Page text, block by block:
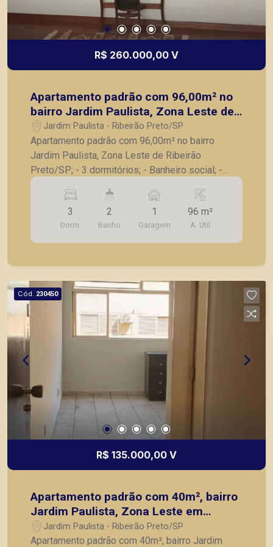
R$ 260.000,00 V
Apartamento padrão com 96,00m² no
bairro Jardim Paulista, Zona Leste de
Ribeirão Preto/SP;
Jardim Paulista - Ribeirão Preto/SP
Apartamento padrão com 96,00m² no bairro
Jardim Paulista, Zona Leste de Ribeirão
Preto/SP; - 3 dormitórios; - Banheiro social; -
Sala para 2 ambientes; - Cozinha planejada; - Área
de serviços; - Banheiro de serviço; - 1 vaga de
garagem. A Piramid tem como objetivo atender
seus clientes com agilidade e segurança, em
locação, vendas de imóveis prontos, usados ou
3
Dorm.
2
Banho
1
Garagem
96 m²
A. Útil
Cód. 230450
R$ 135.000,00 V
Apartamento padrão com 40m², bairro
Jardim Paulista, Zona Leste em
Ribeirão Preto/SP.
Jardim Paulista - Ribeirão Preto/SP
Apartamento padrão com 40m², bairro Jardim